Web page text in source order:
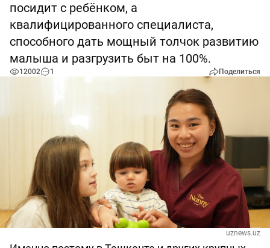
посидит с ребёнком, а
квалифицированного специалиста,
способного дать мощный толчок развитию
малыша и разгрузить быт на 100%.
12002 1 Поделиться
uznews.uz